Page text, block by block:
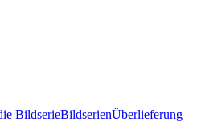
BildserieBildserienÜberlieferung